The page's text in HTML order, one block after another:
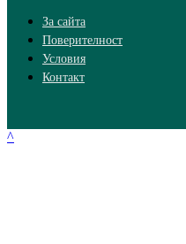
За сайта
Поверителност
Условия
Контакт
^